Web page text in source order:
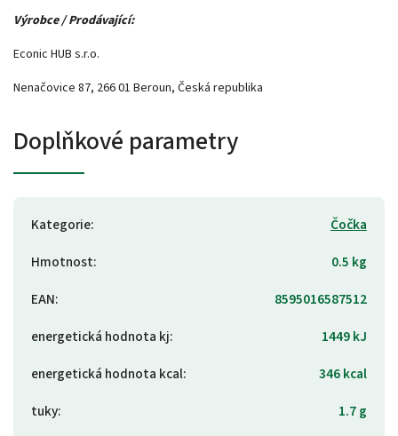
Výrobce / Prodávající:
Econic HUB s.r.o.
Nenačovice 87, 266 01 Beroun, Česká republika
Doplňkové parametry
Kategorie:
Čočka
Hmotnost:
0.5 kg
EAN:
8595016587512
energetická hodnota kj:
1449 kJ
energetická hodnota kcal:
346 kcal
tuky:
1.7 g